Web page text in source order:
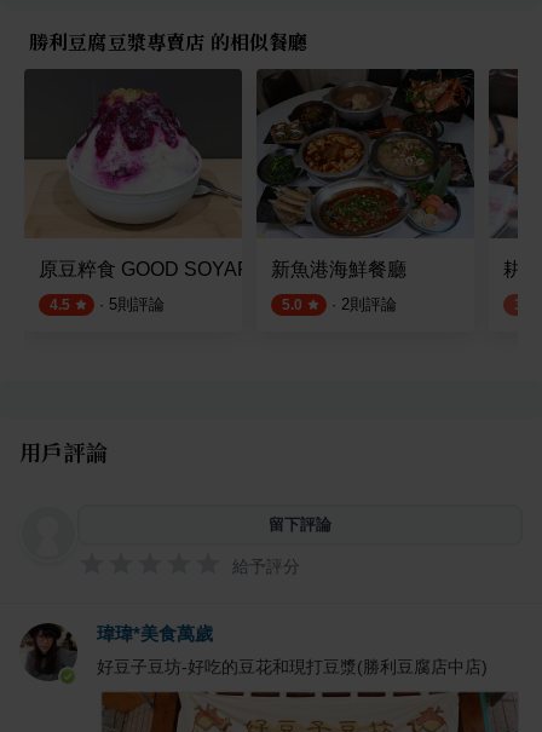
勝利豆腐豆漿專賣店 的相似餐廳
原豆粹食 GOOD SOYAFOOD
4.5 · 5則評論
新魚港海鮮餐廳
5.0 · 2則評論
耕
3.8
用戶評論
留下評論
給予評分
瑋瑋*美食萬歲
好豆子豆坊-好吃的豆花和現打豆漿(勝利豆腐店中店)